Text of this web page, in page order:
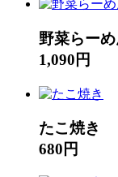
野菜らー
1,090円
たこ焼き
680円